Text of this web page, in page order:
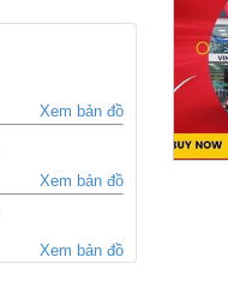
Xem bản đồ
Xem bản đồ
Xem bản đồ